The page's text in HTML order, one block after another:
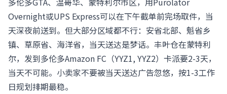
Overnight或UPS Express可以在下午截单前完场取件，当
天深夜前送到。但大部分区域都不行：安省北部、魁省乡
镇、草原省、海洋省，当天送达是梦话。丰叶仓在蒙特利
尔，发到多伦多Amazon FC（YYZ1, YYZ2）卡派要2-3天，
当天不可能。小卖家不要被当天送达广告忽悠，按1-3工作
日规划排期最稳。